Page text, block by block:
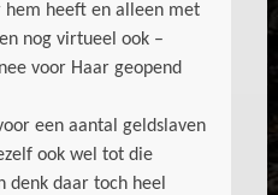
heeft en alleen met
nog virtueel ook –
voor Haar geopend
een aantal geldslaven
ook wel tot die
denk daar toch heel